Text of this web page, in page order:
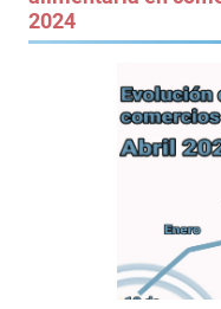
2024